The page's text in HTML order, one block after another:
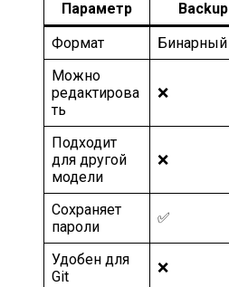
Параметр Backup
Формат
Бинарный
Можно
редактирова
ть
❌
Подходит
для другой
модели
❌
Сохраняет
пароли
✅
Удобен для
Git
❌